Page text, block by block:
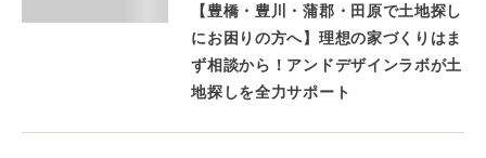
【豊橋・豊川・蒲郡・田原で土地探し
にお困りの方へ】理想の家づくりはま
ず相談から！アンドデザインラボが土
地探しを全力サポート